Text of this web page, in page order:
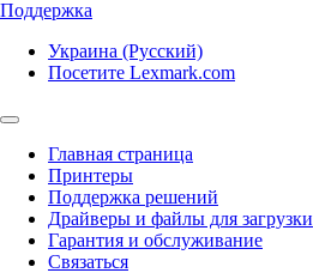
Поддержка
Украина (Русский)
Посетите Lexmark.com
Главная страница
Принтеры
Поддержка решений
Драйверы и файлы для загрузки
Гарантия и обслуживание
Связаться